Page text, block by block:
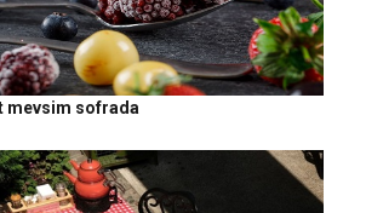
mevsim sofrada